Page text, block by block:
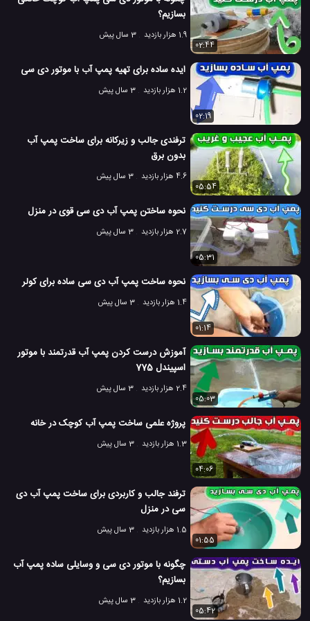
بسازیم؟
1.9 هزار بازدید
3 سال پیش
02:44
ایده ساده برای تهیه پمپ آب با موتور دی سی
1.2 هزار بازدید 3 سال پیش
02:19
ترفندی جالب و زیرکانه برای ساخت پمپ آب
بدون برق
4.6 هزار بازدید
3 سال پیش
05:54
نحوه ساختن پمپ آب دی سی قوی در منزل
2.7 هزار بازدید 3 سال پیش
05:31
نحوه ساخت پمپ آب دی سی ساده برای کولر
1.4 هزار بازدید 3 سال پیش
01:14
آموزش درست کردن پمپ آب قدرتمند با موتور
اسپیندل 775
2.4 هزار بازدید
3 سال پیش
05:03
پروژه علمی ساخت پمپ آب کوچک در خانه
1.3 هزار بازدید 3 سال پیش
04:06
ترفند جالب و کاربردی برای ساخت پمپ آب دی
سی در منزل
1.5 هزار بازدید
3 سال پیش
01:55
چگونه با موتور دی سی و وسایلی ساده پمپ آب
بسازیم؟
1.2 هزار بازدید
3 سال پیش
05:42